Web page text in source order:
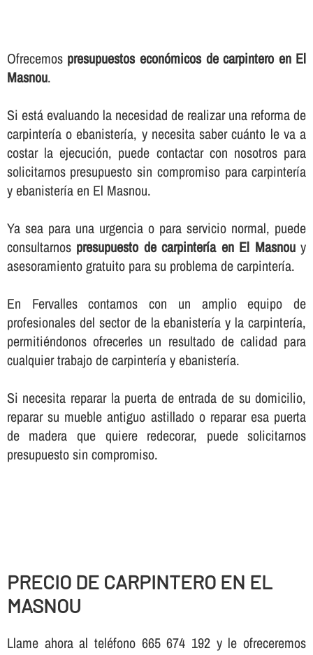
Ofrecemos presupuestos económicos de carpintero en El
Masnou.
Si está evaluando la necesidad de realizar una reforma de
carpinterí­a o ebanisterí­a, y necesita saber cuánto le va a
costar la ejecución, puede contactar con nosotros para
solicitarnos presupuesto sin compromiso para carpinterí­a
y ebanisterí­a en El Masnou.
Ya sea para una urgencia o para servicio normal, puede
consultarnos presupuesto de carpinterí­a en El Masnouy
asesoramiento gratuito para su problema de carpinterí­a.
En Fervalles contamos con un amplio equipo de
profesionales del sector de la ebanisterí­a y la carpinterí­a,
permitiéndonos ofrecerles un resultado de calidad para
cualquier trabajo de carpinterí­a y ebanisterí­a.
Si necesita reparar la puerta de entrada de su domicilio,
reparar su mueble antiguo astillado o reparar esa puerta
de madera que quiere redecorar, puede solicitarnos
presupuesto sin compromiso.
PRECIO DE CARPINTERO EN EL
MASNOU
Llame ahora al teléfono 665 674 192 y le ofreceremos